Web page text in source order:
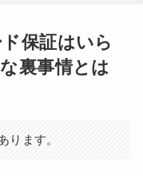
保証はいら
裏事情とは
ります。